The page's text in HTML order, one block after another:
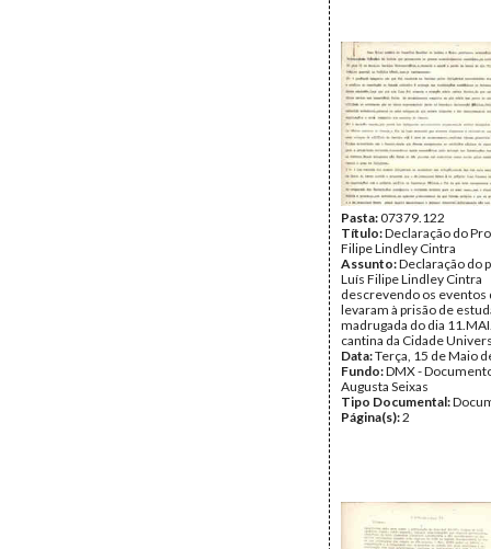
Pasta:07379.122
Título:Declaração do
Filipe Lindley Cintra
Assunto:Declaração do
Luís Filipe Lindley Cintra
descrevendo os eventos
levaram à prisão de
madrugada do dia
cantina da Cidade
Data:Terça, 15 de Maio
Fundo:DMX -
Augusta Seixas
Tipo Documental:
Página(s):2